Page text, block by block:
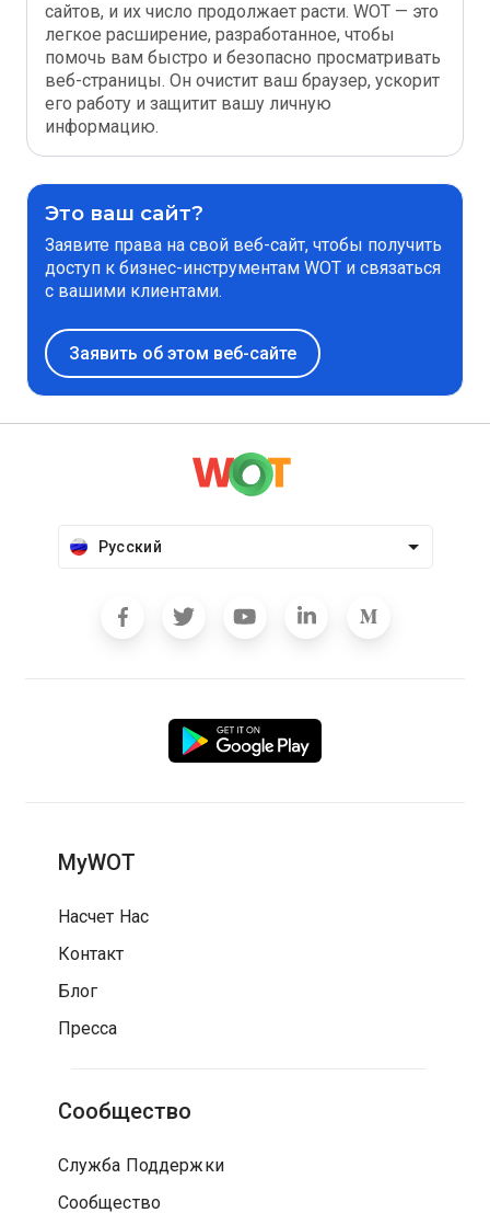
сайтов, и их число продолжает расти. WOT — это
легкое расширение, разработанное, чтобы
помочь вам быстро и безопасно просматривать
веб-страницы. Он очистит ваш браузер, ускорит
его работу и защитит вашу личную
информацию.
Это ваш сайт?
Заявите права на свой веб-сайт, чтобы получить
доступ к бизнес-инструментам WOT и связаться
с вашими клиентами.
Заявить об этом веб-сайте
Русский
MyWOT
Насчет Нас
Контакт
Блог
Пресса
Сообщество
Служба Поддержки
Сообщество